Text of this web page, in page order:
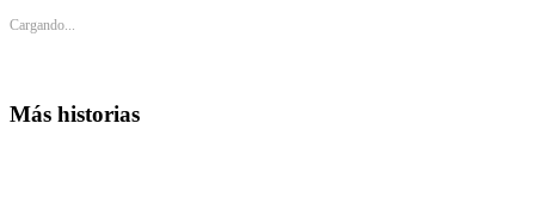
Cargando...
Más historias